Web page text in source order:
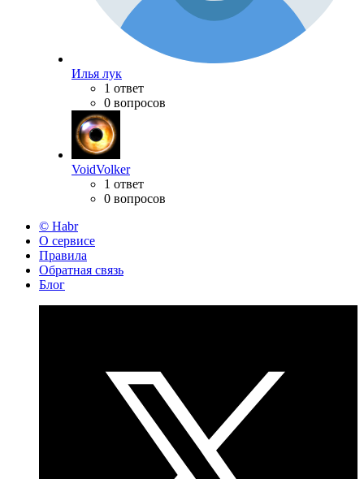
Илья лук
1 ответ
0 вопросов
VoidVolker
1 ответ
0 вопросов
© Habr
О сервисе
Правила
Обратная связь
Блог